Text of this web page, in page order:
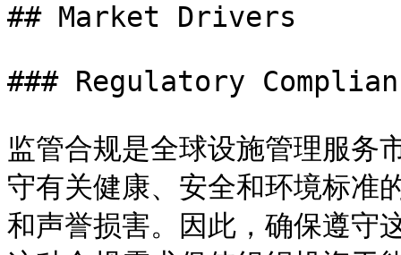
## Market Drivers
### Regulatory
监管合规是全球设施管理服务
守有关健康、安全和环境标准
和声誉损害。因此，确保遵守